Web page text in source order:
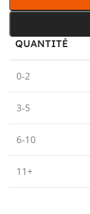
QUANTITÉ
0-2
3-5
6-10
11+